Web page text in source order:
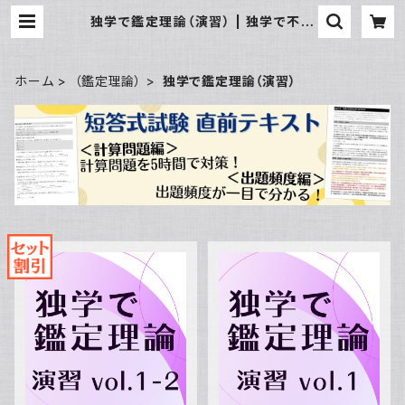
独学で鑑定理論（演習） | 独学で不動
ホーム （鑑定理論） 独学で鑑定理論（演習）